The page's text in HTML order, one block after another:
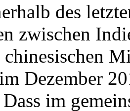
des
zwischen
chinesischen
Dezember
im